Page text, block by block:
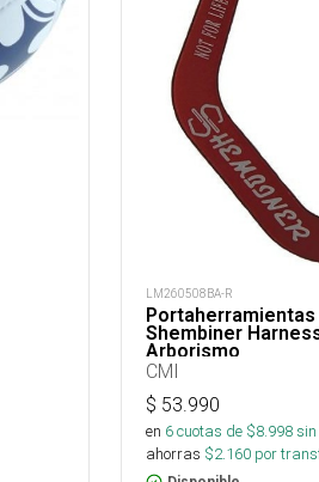
LM260508BA-R
Portaherramientas
Shembiner
Arborismo
CMI
$ 53.990
en 6cuotas de $8.998sin
ahorras $2.160 por